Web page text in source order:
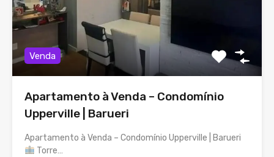
Venda
Apartamento à Venda – Condomínio
Upperville | Barueri
Apartamento à Venda – Condomínio Upperville | Barueri
Torre…